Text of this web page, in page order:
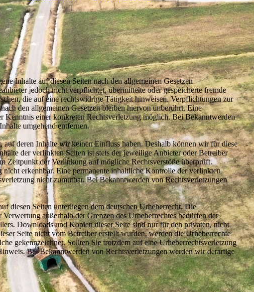
Inhalte auf diesen Seiten nach den allgemeinen Gesetzen
jedoch nicht verpflichtet, übermittelte oder gespeicherte fremde
die auf eine rechtswidrige Tätigkeit hinweisen. Verpflichtungen zur
den allgemeinen Gesetzen bleiben hiervon unberührt. Eine
Kenntnis einer konkreten Rechtsverletzung möglich. Bei Bekanntwerden
umgehend entfernen.
deren Inhalte wir keinen Einfluss haben. Deshalb können wir für diese
der verlinkten Seiten ist stets der jeweilige Anbieter oder Betreiber
Zeitpunkt der Verlinkung auf mögliche Rechtsverstöße überprüft.
erkennbar. Eine permanente inhaltliche Kontrolle der verlinkten
nicht zumutbar. Bei Bekanntwerden von Rechtsverletzungen
diesen Seiten unterliegen dem deutschen Urheberrecht. Die
außerhalb der Grenzen des Urheberrechtes bedürfen der
Downloads und Kopien dieser Seite sind nur für den privaten, nicht
Seite nicht vom Betreiber erstellt wurden, werden die Urheberrechte
gekennzeichnet. Sollten Sie trotzdem auf eine Urheberrechtsverletzung
Bei Bekanntwerden von Rechtsverletzungen werden wir derartige